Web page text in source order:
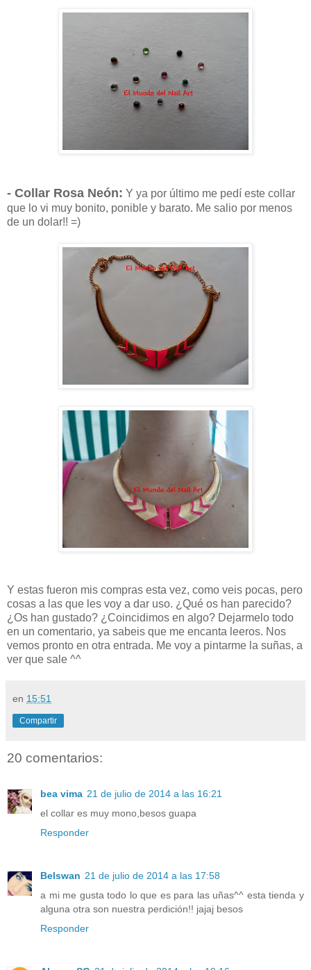
- Collar Rosa Neón: Y ya por último me pedí este collar
que lo vi muy bonito, ponible y barato. Me salio por menos
de un dolar!! =)
Y estas fueron mis compras esta vez, como veis pocas, pero
cosas a las que les voy a dar uso. ¿Qué os han parecido?
¿Os han gustado? ¿Coincidimos en algo? Dejarmelo todo
en un comentario, ya sabeis que me encanta leeros. Nos
vemos pronto en otra entrada. Me voy a pintarme la suñas, a
ver que sale ^^
en 15:51
Compartir
20 comentarios:
bea vima 21 de julio de 2014 a las 16:21
el collar es muy mono,besos guapa
Responder
Belswan 21 de julio de 2014 a las 17:58
a mi me gusta todo lo que es para las uñas^^ esta tienda y
alguna otra son nuestra perdición!! jajaj besos
Responder